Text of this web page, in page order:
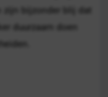
zijn bijzonder blij dat
duurzaam doen